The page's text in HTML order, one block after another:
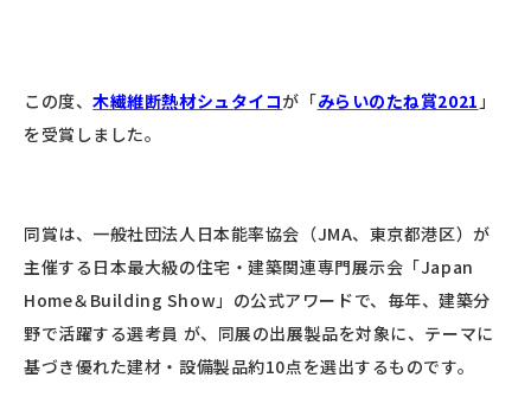
この度、木繊維断熱材シュタイコが「みらいのたね賞2021 」
を受賞しました。
同賞は、⼀般社団法⼈⽇本能率協会（JMA、東京都港区）が
主催する日本最大級の住宅・建築関連専門展示会「Japan
Home＆Building Show」の公式アワードで、毎年、建築分
野で活躍する選考員 が、同展の出展製品を対象に、テーマに
基づき優れた建材・設備製品約10点を選出するものです。